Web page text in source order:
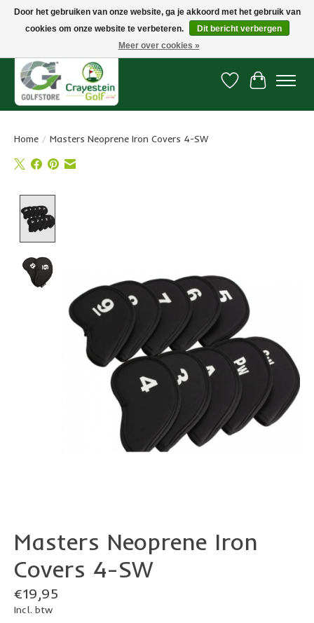
Snelle levering, gratis vanaf € 100. Onze oncourse Golfshop in Dordrecht is
Verlanglijst
Home / Masters Neoprene Iron Covers 4-SW
Masters Neoprene Iron
Covers 4-SW
€19,95
Incl. btw
Door het gebruiken van onze website, ga je akkoord met het gebruik van
cookies om onze website te verbeteren.
Dit bericht verbergen
Meer over cookies »